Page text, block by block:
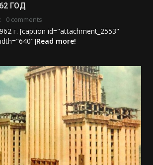
ГОД
0 comments
г. [caption id="attachment_2553"
Read more!